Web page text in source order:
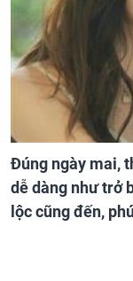
Đúng ngày mai,
dễ dàng như trở
lộc cũng đến,